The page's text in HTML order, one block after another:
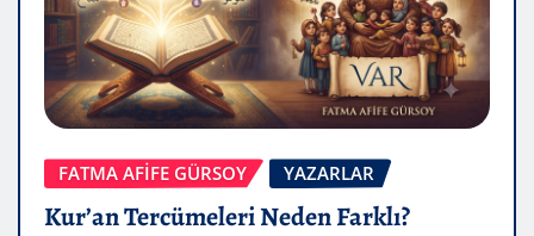
FATMA AFİFE GÜRSOY YAZARLAR
Kur’an Tercümeleri Neden Farklı?